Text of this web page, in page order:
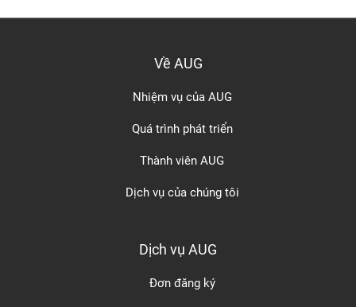
Về AUG
Nhiệm vụ của AUG
Quá trình phát triển
Thành viên AUG
Dịch vụ của chúng tôi
Dịch vụ AUG
Đơn đăng ký